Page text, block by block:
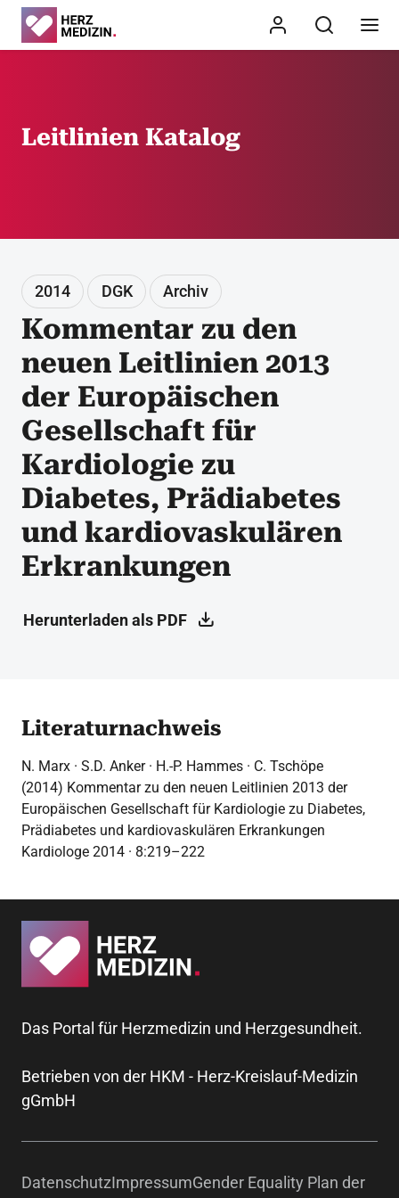
Leitlinien Katalog
2014 DGK Archiv
Kommentar zu den
neuen Leitlinien 2013
der Europäischen
Gesellschaft für
Kardiologie zu
Diabetes, Prädiabetes
und kardiovaskulären
Erkrankungen
Herunterladen als PDF
Literaturnachweis
N. Marx · S.D. Anker · H.-P. Hammes · C. Tschöpe
(2014) Kommentar zu den neuen Leitlinien 2013 der
Europäischen Gesellschaft für Kardiologie zu Diabetes,
Prädiabetes und kardiovaskulären Erkrankungen
Kardiologe 2014 · 8:219–222
Das Portal für Herzmedizin und Herzgesundheit.
Betrieben von der HKM - Herz-Kreislauf-Medizin
gGmbH
DatenschutzImpressumGender Equality Plan der